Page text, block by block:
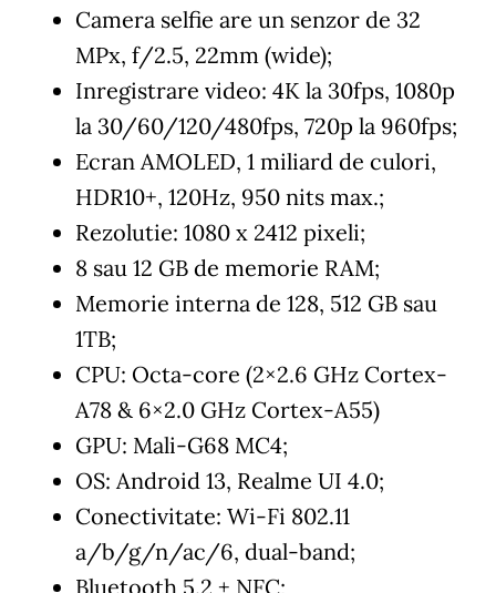
Camera selfie are un senzor de 32
MPx, f/2.5, 22mm (wide);
Inregistrare video: 4K la 30fps, 1080p
la 30/60/120/480fps, 720p la 960fps;
Ecran AMOLED, 1 miliard de culori,
HDR10+, 120Hz, 950 nits max.;
Rezolutie: 1080 x 2412 pixeli;
8 sau 12 GB de memorie RAM;
Memorie interna de 128, 512 GB sau
1TB;
CPU: Octa-core (2×2.6 GHz Cortex-
A78 & 6×2.0 GHz Cortex-A55)
GPU: Mali-G68 MC4;
OS: Android 13, Realme UI 4.0;
Conectivitate: Wi-Fi 802.11
a/b/g/n/ac/6, dual-band;
Bluetooth 5.2 + NFC;